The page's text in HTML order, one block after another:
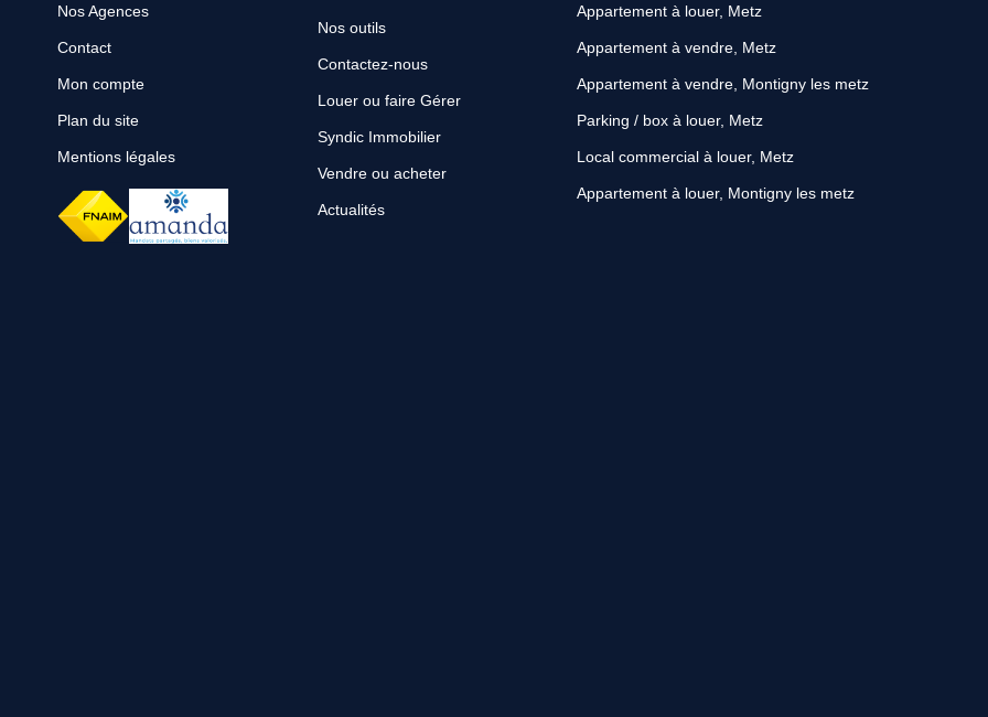
Nos Agences
Contact
Mon compte
Plan du site
Mentions légales
Nos outils
Contactez-nous
Louer ou faire Gérer
Syndic Immobilier
Vendre ou acheter
Actualités
Appartement à louer, Metz
Appartement à vendre, Metz
Appartement à vendre, Montigny les metz
Parking / box à louer, Metz
Local commercial à louer, Metz
Appartement à louer, Montigny les metz